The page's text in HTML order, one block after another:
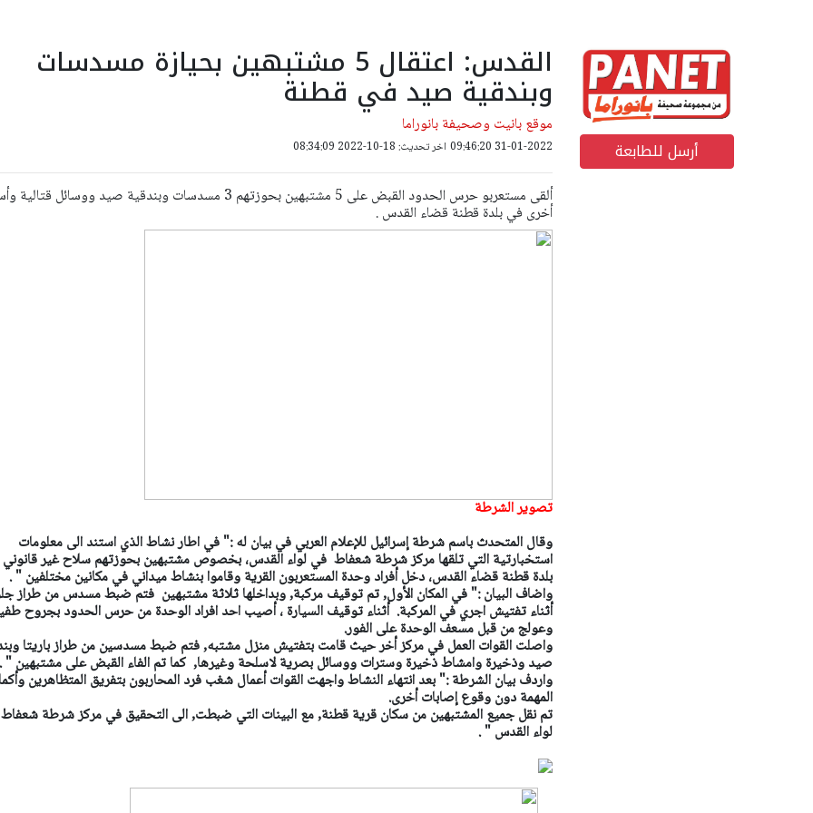
أرسل للطابعة
القدس: اعتقال 5 مشتبهين بحيازة مسدسات
وبندقية صيد في قطنة
موقع بانيت وصحيفة بانوراما
31-01-2022 09:46:20 اخر تحديث: 18-10-2022 08:34:09
ألقى مستعربو حرس الحدود القبض على 5 مشتبهين بحوزتهم 3 مسدسات وبندقية صيد ووسائل
أخرى في بلدة قطنة قضاء القدس .
تصوير الشرطة
وقال المتحدث باسم شرطة إسرائيل للإعلام العربي في بيان له :"في اطار نشاط الذي استند الى معلومات
استخبارتية التي تلقها مركز شرطة شعفاط في لواء القدس، بخصوص مشتبهين بحوزتهم سلاح غير
بلدة قطنة قضاء القدس، دخل أفراد وحدة المستعربون القرية وقاموا بنشاط ميداني في مكانين مختلفين " .
واضاف البيان :"في المكان الأول, تم توقيف مركبة, وبداخلها ثلاثة مشتبهين فتم ضبط مسدس من طراز
أثناء تفتيش اجري في المركبة. أثناء توقيف السيارة ، أصيب احد افراد الوحدة من حرس الحدود بجروح
وعولج من قبل مسعف الوحدة على الفور.
واصلت القوات العمل في مركز أخر حيث قامت بتفتيش منزل مشتبه, فتم ضبط مسدسين من طراز باريتا
صيد وذخيرة وامشاط ذخيرة وسترات ووسائل بصرية لاسلحة وغيرها, كما تم الفاء القبض على مشتبهين " .
واردف بيان الشرطة :"بعد انتهاء النشاط واجهت القوات أعمال شغب فرد المحاربون بتفريق المتظاهرين
المهمة دون وقوع إصابات أخرى.
تم نقل جميع المشتبهين من سكان قرية قطنة, مع البينات التي ضبطت, الى التحقيق في مركز شرطة
لواء القدس " .